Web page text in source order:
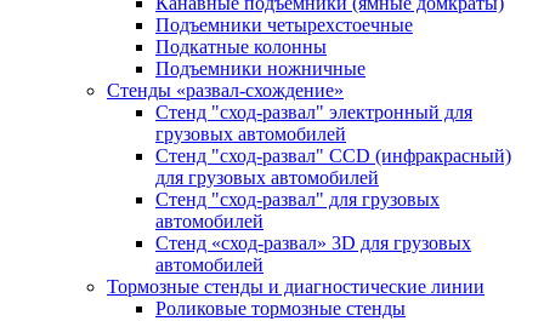
Подъемники четырехстоечные
Подкатные колонны
Подъемники ножничные
Стенды «развал-схождение»
Стенд "сход-развал" электронный для
грузовых автомобилей
Стенд "сход-развал" CCD (инфракрасный)
для грузовых автомобилей
Стенд "сход-развал" для грузовых
автомобилей
Стенд «сход-развал» 3D для грузовых
автомобилей
Тормозные стенды и диагностические линии
Роликовые тормозные стенды